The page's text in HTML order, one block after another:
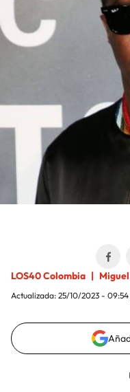
LOS40 Colombia
Actualizada: 25/10/2023 - 09:54